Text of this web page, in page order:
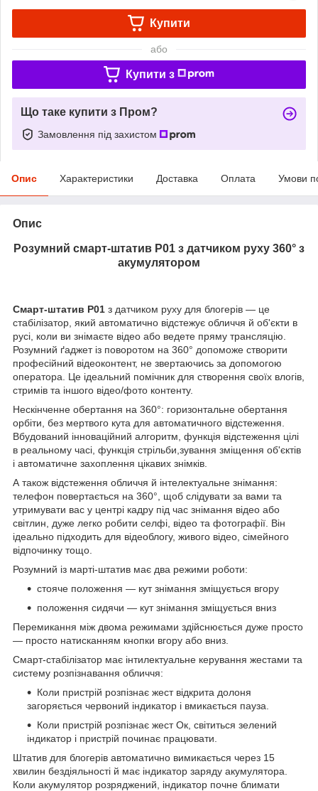
Купити
або
Купити з
Що таке купити з Пром?
Замовлення під захистом
Опис Характеристики Доставка Оплата Умови
Опис
Розумний смарт-штатив P01 з датчиком руху 360° з
акумулятором
Смарт-штатив P01 з датчиком руху для блогерів — це
стабілізатор, який автоматично відстежує обличчя й об'єкти в
русі, коли ви знімаєте відео або ведете пряму трансляцію.
Розумний ґаджет із поворотом на 360° допоможе створити
професійний відеоконтент, не звертаючись за допомогою
оператора. Це ідеальний помічник для створення своїх влогів,
стримів та іншого відео/фото контенту.
Нескінченне обертання на 360°: горизонтальне обертання
орбіти, без мертвого кута для автоматичного відстеження.
Вбудований інноваційний алгоритм, функція відстеження цілі
в реальному часі, функція стрільби,зування зміщення об'єктів
і автоматичне захоплення цікавих знімків.
А також відстеження обличчя й інтелектуальне знімання:
телефон повертається на 360°, щоб слідувати за вами та
утримувати вас у центрі кадру під час знімання відео або
світлин, дуже легко робити селфі, відео та фотографії. Він
ідеально підходить для відеоблогу, живого відео, сімейного
відпочинку тощо.
Розумний із марті-штатив має два режими роботи:
стояче положення — кут знімання зміщується вгору
положення сидячи — кут знімання зміщується вниз
Перемикання між двома режимами здійснюється дуже просто
— просто натисканням кнопки вгору або вниз.
Смарт-стабілізатор має інтилектуальне керування жестами та
систему розпізнавання обличчя:
Коли пристрій розпізнає жест відкрита долоня
загоряється червоний індикатор і вмикається пауза.
Коли пристрій розпізнає жест Ок, світиться зелений
індикатор і пристрій починає працювати.
Штатив для блогерів автоматично вимикається через 15
хвилин бездіяльності й має індикатор заряду акумулятора.
Коли акумулятор розряджений, індикатор почне блимати